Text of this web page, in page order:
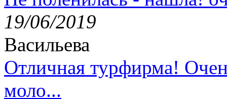
19/06/2019
Васильева
Отличная турфирма!
моло...